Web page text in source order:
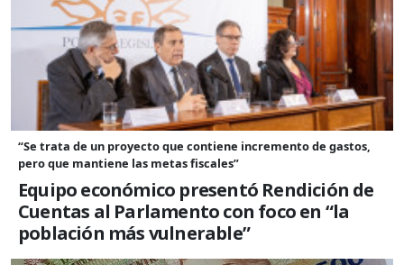
“Se trata de un proyecto que contiene incremento de gastos,
pero que mantiene las metas fiscales”
Equipo económico presentó Rendición de
Cuentas al Parlamento con foco en “la
población más vulnerable”